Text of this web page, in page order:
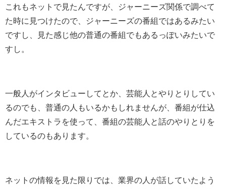
これもネットで見たんですが、ジャーニーズ関係で調べて
た時に見つけたので、ジャーニーズの番組ではあるみたい
ですし、見た感じ他の普通の番組でもあるっぽいみたいで
すし。
一般人がインタビューしてとか、芸能人とやりとりしてい
るのでも、普通の人もいるかもしれませんが、番組が仕込
んだエキストラを使って、番組の芸能人と話のやりとりを
しているのもあります。
ネットの情報を見た限りでは、業界の人が話していたよう